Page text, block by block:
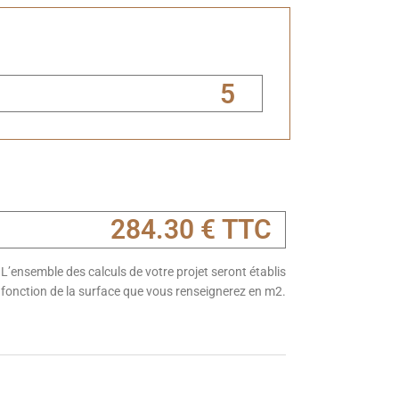
L’ensemble des calculs de votre projet seront établis
de la surface que vous renseignerez en m2.